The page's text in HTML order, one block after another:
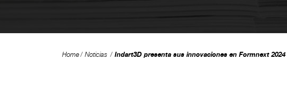
Home Noticias Indart3D presenta sus innovaciones en Formnext 2024